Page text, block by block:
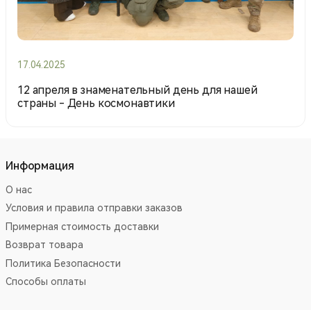
17.04.2025
12 апреля в знаменательный день для нашей
страны - День космонавтики
Информация
О нас
Условия и правила отправки заказов
Примерная стоимость доставки
Возврат товара
Политика Безопасности
Способы оплаты